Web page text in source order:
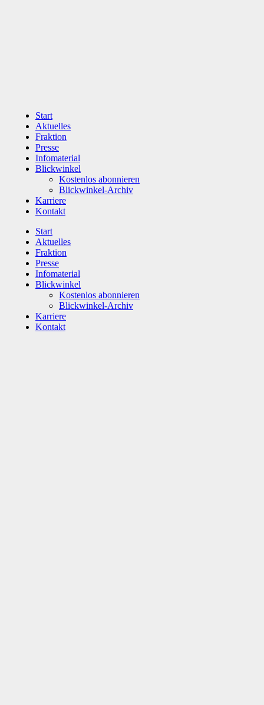
Start
Aktuelles
Fraktion
Presse
Infomaterial
Blickwinkel
Kostenlos abonnieren
Blickwinkel-Archiv
Karriere
Kontakt
Start
Aktuelles
Fraktion
Presse
Infomaterial
Blickwinkel
Kostenlos abonnieren
Blickwinkel-Archiv
Karriere
Kontakt